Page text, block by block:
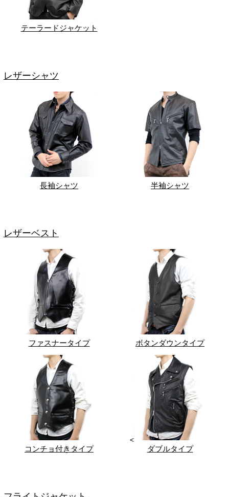
テーラードジャケット
レザーシャツ
長袖シャツ 半袖シャツ
レザーベスト
ファスナータイプ ボタンダウンタイプ
コンチョ付きタイプ
<
ダブルタイプ